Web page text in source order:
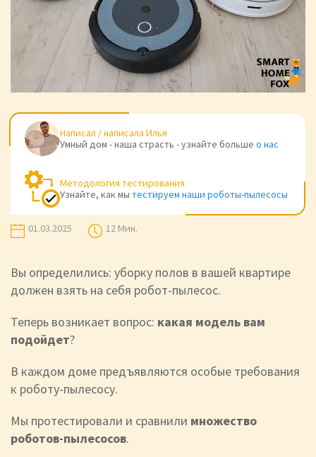
Написал / написала Илья
Умный дом - наша страсть - узнайте больше о нас
Методология тестирования
Узнайте, как мы тестируем наши роботы-пылесосы
01.03.2025 12 Мин.
Вы определились: уборку полов в вашей квартире
должен взять на себя робот-пылесос.
Теперь возникает вопрос: какая модель вам
подойдет?
В каждом доме предъявляются особые требования
к роботу-пылесосу.
Мы протестировали и сравнили множество
роботов-пылесосов.